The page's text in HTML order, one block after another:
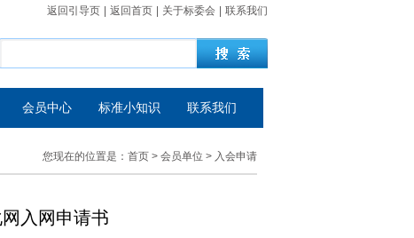
返回引导页 返回首页 关于标委会 联系我们
会员中心 标准小知识 联系我们
您现在的位置是： 首页 > 会员单位 > 入会申请
入网申请书